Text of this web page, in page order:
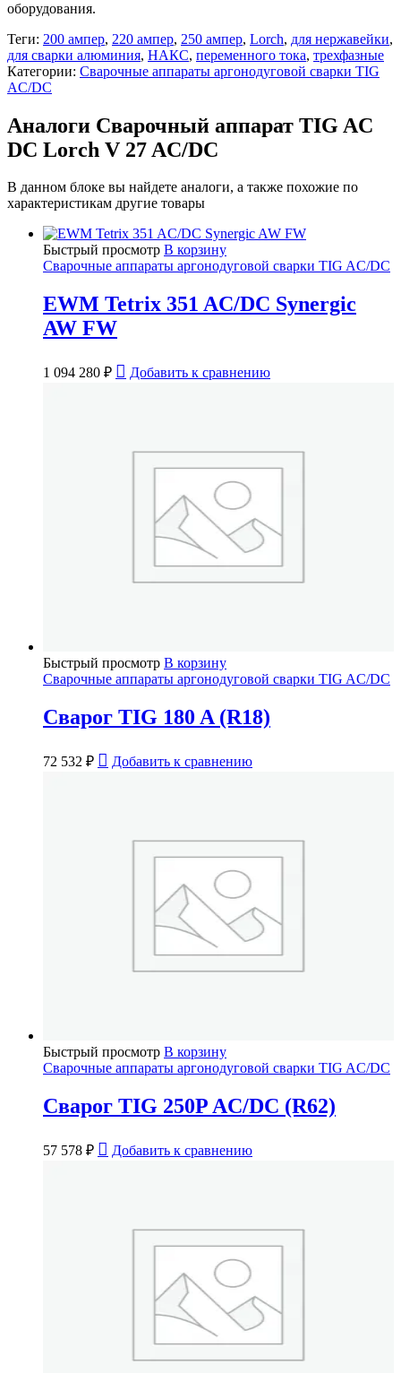
оборудования.
Теги: 200 ампер, 220 ампер, 250 ампер, Lorch, для нержавейки,
для сварки алюминия, НАКС, переменного тока, трехфазные
Категории: Сварочные аппараты аргонодуговой сварки TIG
AC/DC
Аналоги Сварочный аппарат TIG AC
DC Lorch V 27 AC/DC
В данном блоке вы найдете аналоги, а также похожие по
характеристикам другие товары
Быстрый просмотр В корзину
Сварочные аппараты аргонодуговой сварки TIG AC/DC
EWM Tetrix 351 AC/DC Synergic
AW FW
1 094 280 ₽ Добавить к сравнению
Быстрый просмотр В корзину
Сварочные аппараты аргонодуговой сварки TIG AC/DC
Сварог TIG 180 A (R18)
72 532 ₽ Добавить к сравнению
Быстрый просмотр В корзину
Сварочные аппараты аргонодуговой сварки TIG AC/DC
Сварог TIG 250P AC/DC (R62)
57 578 ₽ Добавить к сравнению